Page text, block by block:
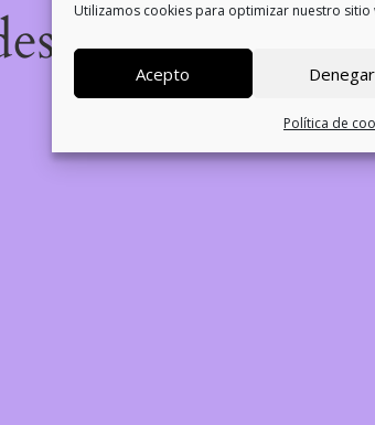
Utilizamos cookies para optimizar nuestro sitio
Acepto Denegar
Política de
¡vuelve